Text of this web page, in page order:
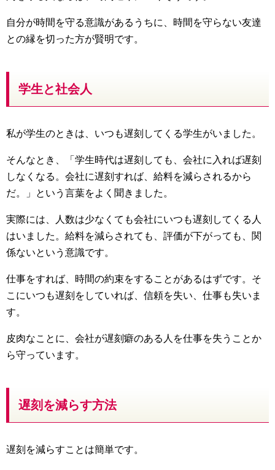
自分が時間を守る意識があるうちに、時間を守らない友達
との縁を切った方が賢明です。
学生と社会人
私が学生のときは、いつも遅刻してくる学生がいました。
そんなとき、「学生時代は遅刻しても、会社に入れば遅刻
しなくなる。会社に遅刻すれば、給料を減らされるから
だ。」という言葉をよく聞きました。
実際には、人数は少なくても会社にいつも遅刻してくる人
はいました。給料を減らされても、評価が下がっても、関
係ないという意識です。
仕事をすれば、時間の約束をすることがあるはずです。そ
こにいつも遅刻をしていれば、信頼を失い、仕事も失いま
す。
皮肉なことに、会社が遅刻癖のある人を仕事を失うことか
ら守っています。
遅刻を減らす方法
遅刻を減らすことは簡単です。